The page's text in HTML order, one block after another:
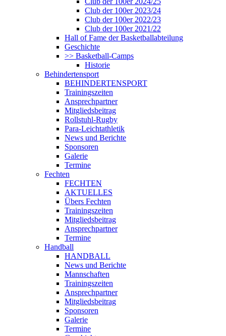
Club der 100er 2023/24
Club der 100er 2022/23
Club der 100er 2021/22
Hall of Fame der Basketballabteilung
Geschichte
>> Basketball-Camps
Historie
Behindertensport
BEHINDERTENSPORT
Trainingszeiten
Ansprechpartner
Mitgliedsbeitrag
Rollstuhl-Rugby
Para-Leichtathletik
News und Berichte
Sponsoren
Galerie
Termine
Fechten
FECHTEN
AKTUELLES
Übers Fechten
Trainingszeiten
Mitgliedsbeitrag
Ansprechpartner
Termine
Handball
HANDBALL
News und Berichte
Mannschaften
Trainingszeiten
Ansprechpartner
Mitgliedsbeitrag
Sponsoren
Galerie
Termine